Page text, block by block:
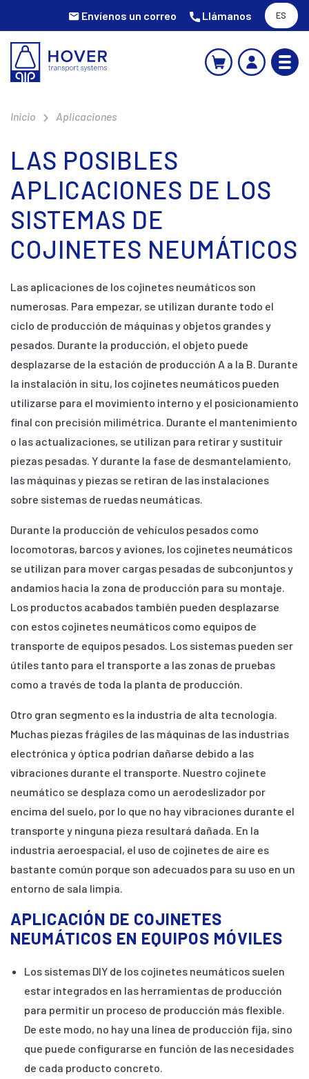
Envíenos un correo Llámanos ES
Inicio Aplicaciones
LAS POSIBLES
APLICACIONES DE LOS
SISTEMAS DE
COJINETES NEUMÁTICOS
Las aplicaciones de los cojinetes neumáticos son
numerosas. Para empezar, se utilizan durante todo el
ciclo de producción de máquinas y objetos grandes y
pesados. Durante la producción, el objeto puede
desplazarse de la estación de producción A a la B. Durante
la instalación in situ, los cojinetes neumáticos pueden
utilizarse para el movimiento interno y el posicionamiento
final con precisión milimétrica. Durante el mantenimiento
o las actualizaciones, se utilizan para retirar y sustituir
piezas pesadas. Y durante la fase de desmantelamiento,
las máquinas y piezas se retiran de las instalaciones
sobre sistemas de ruedas neumáticas.
Durante la producción de vehículos pesados como
locomotoras, barcos y aviones, los cojinetes neumáticos
se utilizan para mover cargas pesadas de subconjuntos y
andamios hacia la zona de producción para su montaje.
Los productos acabados también pueden desplazarse
con estos cojinetes neumáticos como equipos de
transporte de equipos pesados. Los sistemas pueden ser
útiles tanto para el transporte a las zonas de pruebas
como a través de toda la planta de producción.
Otro gran segmento es la industria de alta tecnología.
Muchas piezas frágiles de las máquinas de las industrias
electrónica y óptica podrían dañarse debido a las
vibraciones durante el transporte. Nuestro cojinete
neumático se desplaza como un aerodeslizador por
encima del suelo, por lo que no hay vibraciones durante el
transporte y ninguna pieza resultará dañada. En la
industria aeroespacial, el uso de cojinetes de aire es
bastante común porque son adecuados para su uso en un
entorno de sala limpia.
APLICACIÓN DE COJINETES
NEUMÁTICOS EN EQUIPOS MÓVILES
Los sistemas DIY de los cojinetes neumáticos suelen
estar integrados en las herramientas de producción
para permitir un proceso de producción más flexible.
De este modo, no hay una línea de producción fija, sino
que puede configurarse en función de las necesidades
de cada producto concreto.